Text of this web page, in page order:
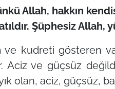
Allah, hakkın
Şüphesiz Allah,
kudreti gösteren
Aciz ve güçsüz
olan, aciz, güçsüz,